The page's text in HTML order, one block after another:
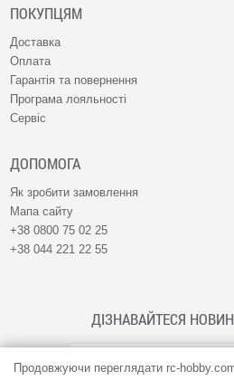
Продовжуючи переглядати rc-
ПОКУПЦЯМ
Доставка
Оплата
Гарантія та повернення
Програма лояльності
Сервіс
ДОПОМОГА
Як зробити замовлення
Мапа сайту
+38 0800 75 02 25
+38 044 221 22 55
ДІЗНАВАЙТЕСЯ